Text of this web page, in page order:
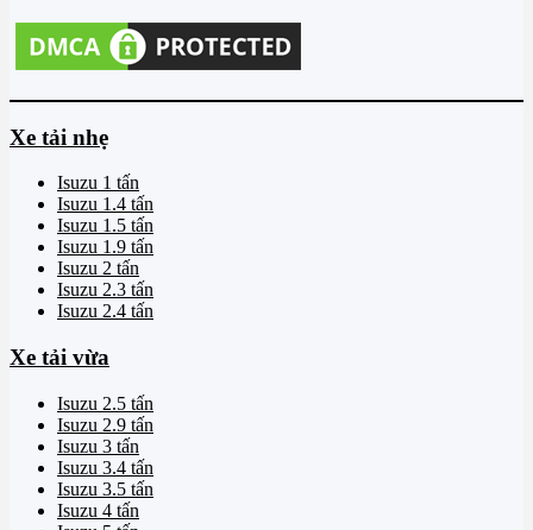
Xe tải nhẹ
Isuzu 1 tấn
Isuzu 1.4 tấn
Isuzu 1.5 tấn
Isuzu 1.9 tấn
Isuzu 2 tấn
Isuzu 2.3 tấn
Isuzu 2.4 tấn
Xe tải vừa
Isuzu 2.5 tấn
Isuzu 2.9 tấn
Isuzu 3 tấn
Isuzu 3.4 tấn
Isuzu 3.5 tấn
Isuzu 4 tấn